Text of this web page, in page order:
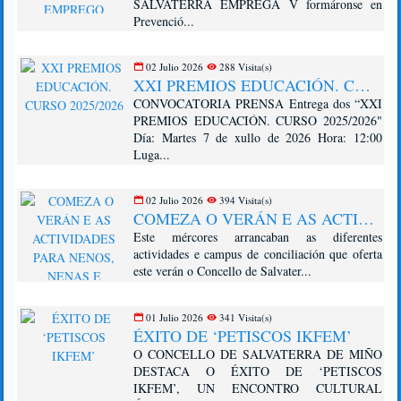
SALVATERRA EMPREGA V formáronse en
Prevenció...
02 Julio 2026 288 Visita(s)
XXI PREMIOS EDUCACIÓN. CURSO 2025/2026
CONVOCATORIA PRENSA Entrega dos “XXI
PREMIOS EDUCACIÓN. CURSO 2025/2026"
Día: Martes 7 de xullo de 2026 Hora: 12:00
Luga...
02 Julio 2026 394 Visita(s)
COMEZA O VERÁN E AS ACTIVIDADES PARA NENOS, NENAS E ADOLESCENTES EN SALVATERRA DE MIÑO, CON MÁIS DE 400 PARTICIPANTES
Este mércores arrancaban as diferentes
actividades e campus de conciliación que oferta
este verán o Concello de Salvater...
01 Julio 2026 341 Visita(s)
ÉXITO DE ‘PETISCOS IKFEM’
O CONCELLO DE SALVATERRA DE MIÑO
DESTACA O ÉXITO DE ‘PETISCOS
IKFEM’, UN ENCONTRO CULTURAL